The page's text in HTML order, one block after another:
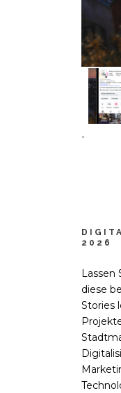
.
2026
Lassen
diese
Stories